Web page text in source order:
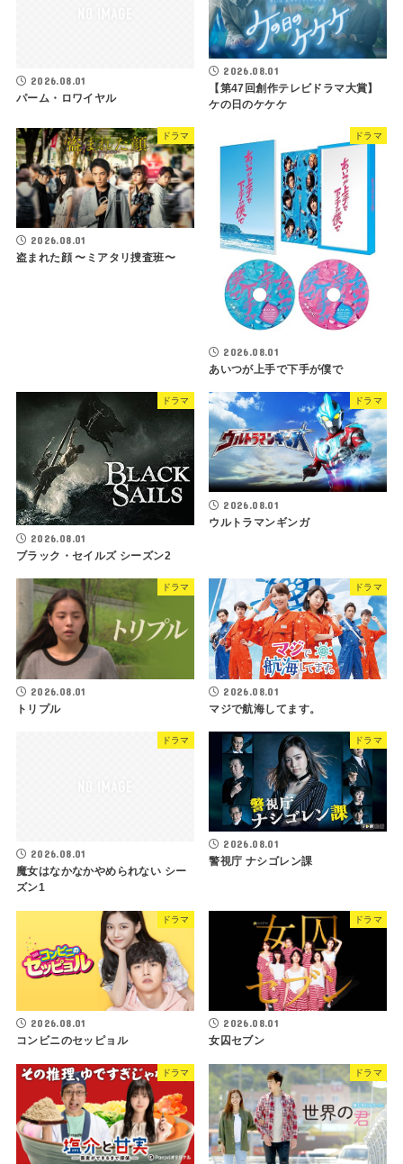
2026.08.01
パーム・ロワイヤル
2026.08.01
【第47回創作テレビドラマ大賞】
ケの日のケケケ
ドラマ
2026.08.01
盗まれた顔 〜ミアタリ捜査班〜
ドラマ
2026.08.01
あいつが上手で下手が僕で
ドラマ
2026.08.01
ブラック・セイルズ シーズン2
ドラマ
2026.08.01
ウルトラマンギンガ
ドラマ
2026.08.01
トリプル
ドラマ
2026.08.01
マジで航海してます。
ドラマ
2026.08.01
魔女はなかなかやめられない シー
ズン1
ドラマ
2026.08.01
警視庁 ナシゴレン課
ドラマ
2026.08.01
コンビニのセッピョル
ドラマ
2026.08.01
女囚セブン
ドラマ ドラマ